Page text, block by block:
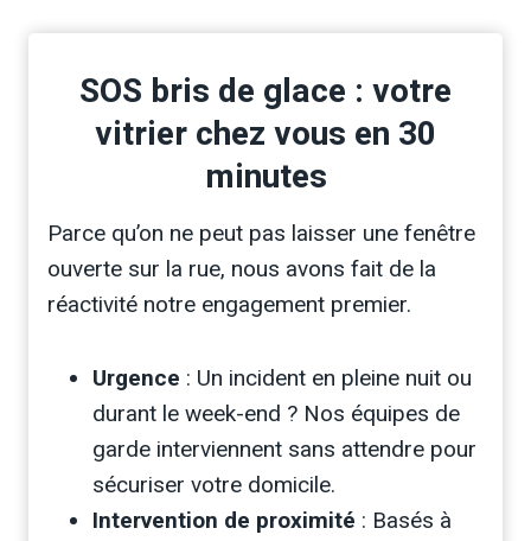
SOS bris de glace : votre
vitrier chez vous en 30
minutes
Parce qu’on ne peut pas laisser une fenêtre
ouverte sur la rue, nous avons fait de la
réactivité notre engagement premier.
Urgence : Un incident en pleine nuit ou
durant le week-end ? Nos équipes de
garde interviennent sans attendre pour
sécuriser votre domicile.
Intervention de proximité : Basés à